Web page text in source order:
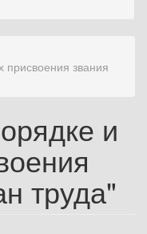
присвоения звания
и
труда"